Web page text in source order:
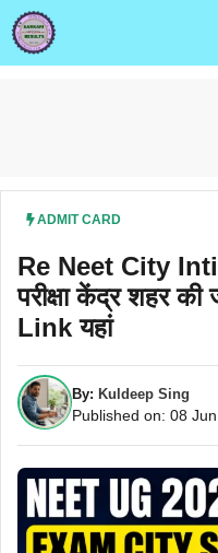
Skip
to
content
ADMIT CARD
Re Neet City
परीक्षा केंद्र शहर की
Link यहां
By: Kuldeep Sing
Published on: 08